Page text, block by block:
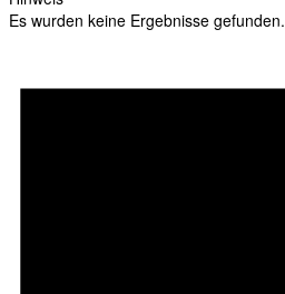
Es wurden keine Ergebnisse gefunden.